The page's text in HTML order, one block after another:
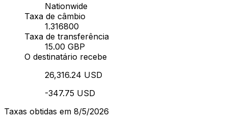
Nationwide
Taxa de câmbio
1.316800
Taxa de transferência
15.00 GBP
O destinatário recebe
26,316.24 USD
-347.75 USD
Taxas obtidas em 8/5/2026